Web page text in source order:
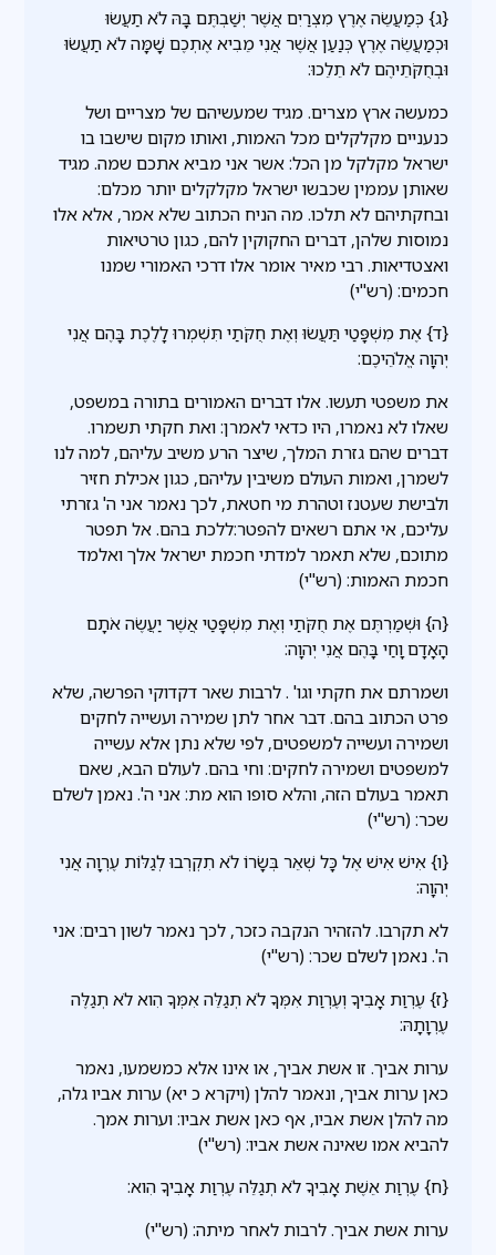
{ג} כְּמַעֲשֵׂה אֶרֶץ מִצְרַיִם אֲשֶׁר יְשַׁבְתֶּם בָּהּ לֹא תַעֲשׂוּ
וּכְמַעֲשֵׂה אֶרֶץ כְּנַעַן אֲשֶׁר אֲנִי מֵבִיא אֶתְכֶם שָׁמָּה לֹא תַעֲשׂוּ
וּבְחֻקֹּתֵיהֶם לֹא תֵלֵכוּ:
כמעשה ארץ מצרים. מגיד שמעשיהם של מצריים ושל
כנעניים מקלקלים מכל האמות, ואותו מקום שישבו בו
ישראל מקלקל מן הכל: אשר אני מביא אתכם שמה. מגיד
שאותן עממין שכבשו ישראל מקלקלים יותר מכלם:
ובחקתיהם לא תלכו. מה הניח הכתוב שלא אמר, אלא אלו
נמוסות שלהן, דברים החקוקין להם, כגון טרטיאות
ואצטדיאות. רבי מאיר אומר אלו דרכי האמורי שמנו
חכמים: (רש"י)
{ד} אֶת מִשְׁפָּטַי תַּעֲשׂוּ וְאֶת חֻקֹּתַי תִּשְׁמְרוּ לָלֶכֶת בָּהֶם אֲנִי
יְהוָה אֱלֹהֵיכֶם:
את משפטי תעשו. אלו דברים האמורים בתורה במשפט,
שאלו לא נאמרו, היו כדאי לאמרן: ואת חקתי תשמרו.
דברים שהם גזרת המלך, שיצר הרע משיב עליהם, למה לנו
לשמרן, ואמות העולם משיבין עליהם, כגון אכילת חזיר
ולבישת שעטנז וטהרת מי חטאת, לכך נאמר אני ה' גזרתי
עליכם, אי אתם רשאים להפטר:ללכת בהם. אל תפטר
מתוכם, שלא תאמר למדתי חכמת ישראל אלך ואלמד
חכמת האמות: (רש"י)
{ה} וּשְׁמַרְתֶּם אֶת חֻקֹּתַי וְאֶת מִשְׁפָּטַי אֲשֶׁר יַעֲשֶׂה אֹתָם
הָאָדָם וָחַי בָּהֶם אֲנִי יְהוָה:
ושמרתם את חקתי וגו' . לרבות שאר דקדוקי הפרשה, שלא
פרט הכתוב בהם. דבר אחר לתן שמירה ועשייה לחקים
ושמירה ועשייה למשפטים, לפי שלא נתן אלא עשייה
למשפטים ושמירה לחקים: וחי בהם. לעולם הבא, שאם
תאמר בעולם הזה, והלא סופו הוא מת: אני ה'. נאמן לשלם
שכר: (רש"י)
{ו} אִישׁ אִישׁ אֶל כָּל שְׁאֵר בְּשָׂרוֹ לֹא תִקְרְבוּ לְגַלּוֹת עֶרְוָה אֲנִי
יְהוָה:
לא תקרבו. להזהיר הנקבה כזכר, לכך נאמר לשון רבים: אני
ה'. נאמן לשלם שכר: (רש"י)
{ז} עֶרְוַת אָבִיךָ וְעֶרְוַת אִמְּךָ לֹא תְגַלֵּה אִמְּךָ הִוא לֹא תְגַלֶּה
עֶרְוָתָהּ:
ערות אביך. זו אשת אביך, או אינו אלא כמשמעו, נאמר
כאן ערות אביך, ונאמר להלן (ויקרא כ יא) ערות אביו גלה,
מה להלן אשת אביו, אף כאן אשת אביו: וערות אמך.
להביא אמו שאינה אשת אביו: (רש"י)
{ח} עֶרְוַת אֵשֶׁת אָבִיךָ לֹא תְגַלֵּה עֶרְוַת אָבִיךָ הִוא:
ערות אשת אביך. לרבות לאחר מיתה: (רש"י)